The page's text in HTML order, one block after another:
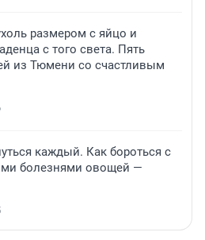
размером с яйцо и
с того света. Пять
из Тюмени со счастливым
каждый. Как бороться с
болезнями овощей —